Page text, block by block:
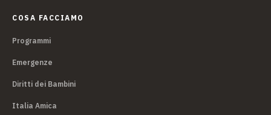
COSA FACCIAMO
Programmi
Emergenze
Diritti dei Bambini
Italia Amica